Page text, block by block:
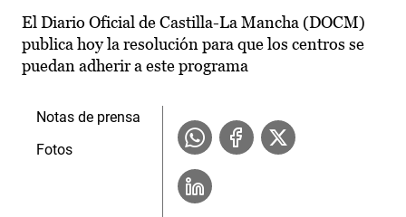
El Diario Oficial de Castilla-La Mancha (DOCM)
publica hoy la resolución para que los centros se
puedan adherir a este programa
Notas de prensa
Fotos